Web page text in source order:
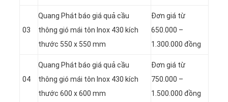
03
Quang Phát báo giá quả cầu
thông gió mái tôn Inox 430 kích
thước 550 x 550 mm
Đơn giá từ
650.000 –
1.300.000 đồng
04
Quang Phát báo giá quả cầu
thông gió mái tôn Inox 430 kích
thước 600 x 600 mm
Đơn giá từ
750.000 –
1.500.000 đồng